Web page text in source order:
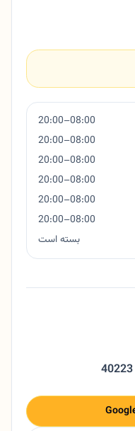
08:00–20:00
08:00–20:00
08:00–20:00
08:00–20:00
08:00–20:00
08:00–20:00
بسته است